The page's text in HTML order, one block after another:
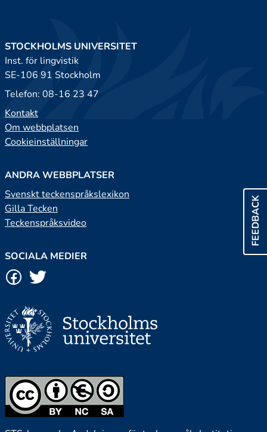
FEEDBACK
STOCKHOLMS UNIVERSITET
Inst. för lingvistik
SE-106 91 Stockholm
Telefon: 08-16 23 47
Kontakt
Om webbplatsen
Cookieinställningar
ANDRA WEBBPLATSER
Svenskt teckenspråkslexikon
Gilla Tecken
Teckenspråksvideo
SOCIALA MEDIER